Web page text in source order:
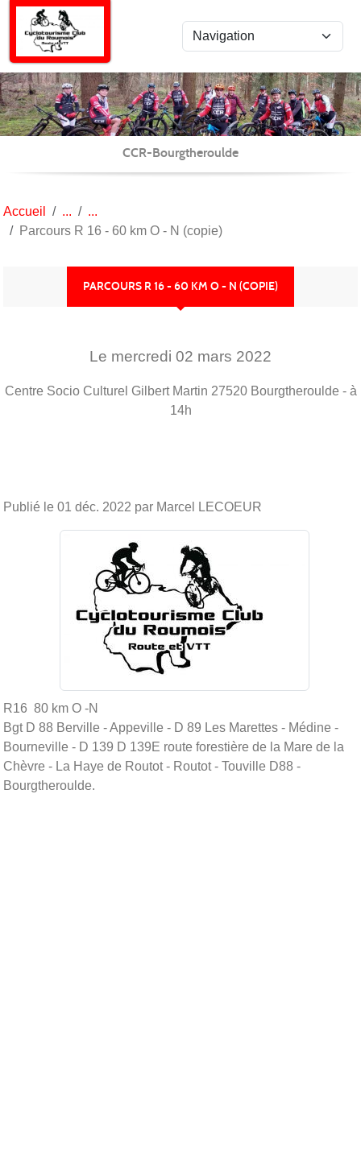
CCR-Bourgtheroulde
Accueil
Parcours R 16 - 60 km O - N (copie)
PARCOURS R 16 - 60 KM O - N (COPIE)
Le mercredi 02 mars 2022
Centre Socio Culturel Gilbert Martin 27520 Bourgtheroulde - à
14h
Publié le 01 déc. 2022 par Marcel LECOEUR
R16 80 km O -N
Bgt D 88 Berville - Appeville - D 89 Les Marettes - Médine -
Bourneville - D 139 D 139E route forestière de la Mare de la
Chèvre - La Haye de Routot - Routot - Touville D88 -
Bourgtheroulde.
Panneau de gestion des cookies